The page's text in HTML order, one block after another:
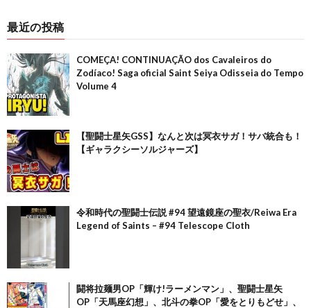
最近の投稿
COMEÇA! CONTINUAÇÃO dos Cavaleiros do
Zodíaco! Saga oficial Saint Seiya Odisseia do Tempo
Volume 4
【聖闘士星矢GSS】なんと次は冥衣サガ！サバ統合も！
【ギャラクシーソルジャーズ】
令和時代の聖闘士伝説 #94 望遠鏡座の聖衣/Reiwa Era
Legend of Saints – #94 Telescope Cloth
闘将拉麺男OP「輝け!ラーメンマン」、聖闘士星矢
OP「天馬座幻想」、北斗の拳OP「愛をとりもどせ」、